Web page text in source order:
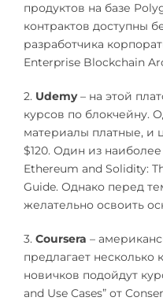
продуктов на базе
контрактов доступны
разработчика
Enterprise Blockchain
2. Udemy– на этой
курсов по блокчейну.
материалы платные, и
$120. Один из
Ethereum and Solidity:
Guide. Однако перед
желательно освоить
3. Coursera –
предлагает несколько
новичков подойдут
and Use Cases” от